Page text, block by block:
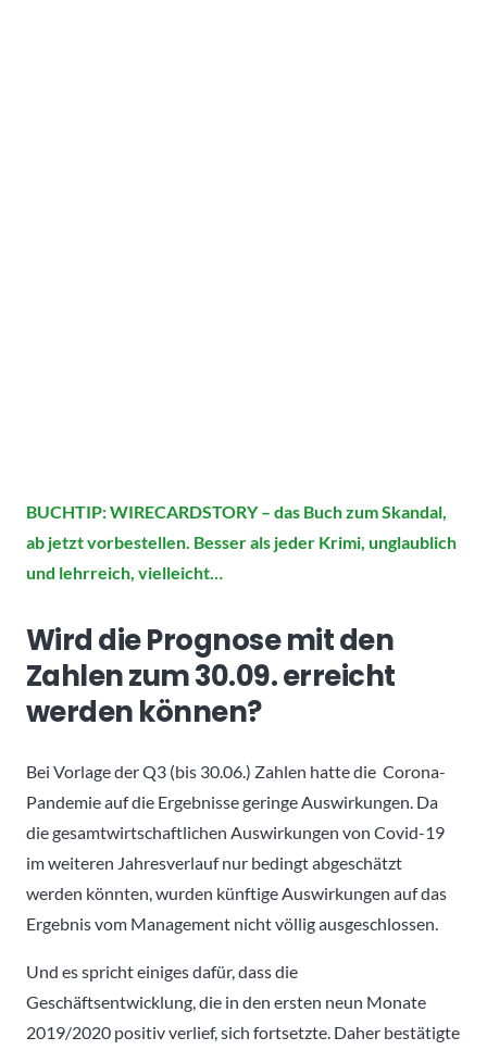
BUCHTIP: WIRECARDSTORY – das Buch zum Skandal,
ab jetzt vorbestellen. Besser als jeder Krimi, unglaublich
und lehrreich, vielleicht…
Wird die Prognose mit den
Zahlen zum 30.09. erreicht
werden können?
Bei Vorlage der Q3 (bis 30.06.) Zahlen hatte die Corona-
Pandemie auf die Ergebnisse geringe Auswirkungen. Da
die gesamtwirtschaftlichen Auswirkungen von Covid-19
im weiteren Jahresverlauf nur bedingt abgeschätzt
werden könnten, wurden künftige Auswirkungen auf das
Ergebnis vom Management nicht völlig ausgeschlossen.
Und es spricht einiges dafür, dass die
Geschäftsentwicklung, die in den ersten neun Monate
2019/2020 positiv verlief, sich fortsetzte. Daher bestätigte